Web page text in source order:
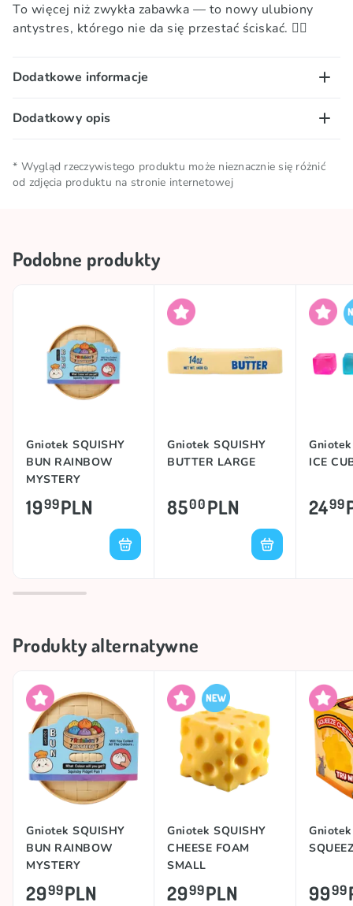
To więcej niż zwykła zabawka — to nowy ulubiony
antystres, którego nie da się przestać ściskać. 😮‍💨
Dodatkowe informacje
Kolekcje
TOP TOP
Dodatkowy opis
dzieci poniżej 3 lat.
Ta zabawka nie jest żywnością ani produktem
* Wygląd rzeczywistego produktu może nieznacznie się różnić
od zdjęcia produktu na stronie internetowej
Podobne produkty
Gniotek SQUISHY
BUN RAINBOW
MYSTERY
DUMPLING SMALL
1999PLN
Gniotek SQUISHY
BUTTER LARGE
8500PLN
ICE
2499
Produkty alternatywne
Gniotek SQUISHY
BUN RAINBOW
MYSTERY
DUMPLING
2999PLN
Gniotek SQUISHY
CHEESE FOAM
SMALL
2999PLN 9999